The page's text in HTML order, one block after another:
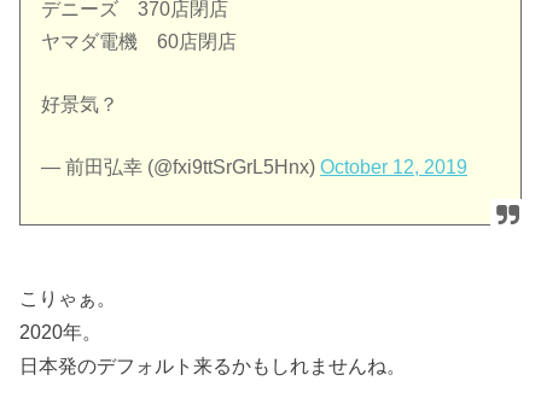
デニーズ 370店閉店
ヤマダ電機 60店閉店
好景気？
— 前田弘幸 (@fxi9ttSrGrL5Hnx)October 12, 2019
こりゃぁ。
2020年。
日本発のデフォルト来るかもしれませんね。